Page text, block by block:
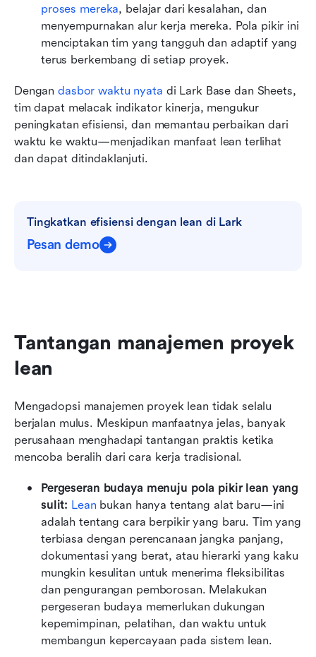
proses mereka, belajar dari kesalahan, dan
menyempurnakan alur kerja mereka. Pola pikir ini
menciptakan tim yang tangguh dan adaptif yang
terus berkembang di setiap proyek.
Dengan dasbor waktu nyata di Lark Base dan Sheets,
tim dapat melacak indikator kinerja, mengukur
peningkatan efisiensi, dan memantau perbaikan dari
waktu ke waktu—menjadikan manfaat lean terlihat
dan dapat ditindaklanjuti.
Tingkatkan efisiensi dengan lean di Lark
Pesan demo
Tantangan manajemen proyek
lean
Mengadopsi manajemen proyek lean tidak selalu
berjalan mulus. Meskipun manfaatnya jelas, banyak
perusahaan menghadapi tantangan praktis ketika
mencoba beralih dari cara kerja tradisional.
Pergeseran budaya menuju pola pikir lean yang
sulit: Lean bukan hanya tentang alat baru—ini
adalah tentang cara berpikir yang baru. Tim yang
terbiasa dengan perencanaan jangka panjang,
dokumentasi yang berat, atau hierarki yang kaku
mungkin kesulitan untuk menerima fleksibilitas
dan pengurangan pemborosan. Melakukan
pergeseran budaya memerlukan dukungan
kepemimpinan, pelatihan, dan waktu untuk
membangun kepercayaan pada sistem lean.